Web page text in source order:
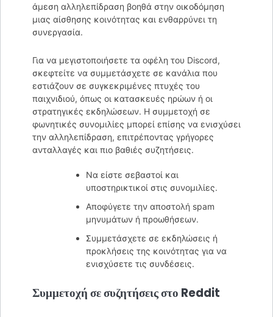
άμεση αλληλεπίδραση βοηθά στην οικοδόμηση
μιας αίσθησης κοινότητας και ενθαρρύνει τη
συνεργασία.
Για να μεγιστοποιήσετε τα οφέλη του Discord,
σκεφτείτε να συμμετάσχετε σε κανάλια που
εστιάζουν σε συγκεκριμένες πτυχές του
παιχνιδιού, όπως οι κατασκευές ηρώων ή οι
στρατηγικές εκδηλώσεων. Η συμμετοχή σε
φωνητικές συνομιλίες μπορεί επίσης να ενισχύσει
την αλληλεπίδραση, επιτρέποντας γρήγορες
ανταλλαγές και πιο βαθιές συζητήσεις.
Να είστε σεβαστοί και
υποστηρικτικοί στις συνομιλίες.
Αποφύγετε την αποστολή spam
μηνυμάτων ή προωθήσεων.
Συμμετάσχετε σε εκδηλώσεις ή
προκλήσεις της κοινότητας για να
ενισχύσετε τις συνδέσεις.
Συμμετοχή σε συζητήσεις στο Reddit